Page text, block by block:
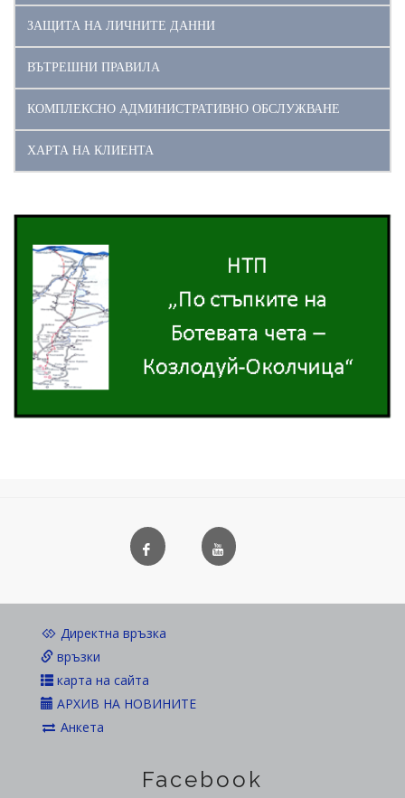
ЗАЩИТА НА ЛИЧНИТЕ ДАННИ
ВЪТРЕШНИ ПРАВИЛА
КОМПЛЕКСНО АДМИНИСТРАТИВНО ОБСЛУЖВАНЕ
ХАРТА НА КЛИЕНТА
Директна връзка
връзки
карта на сайта
АРХИВ НА НОВИНИТЕ
Анкета
Facebook